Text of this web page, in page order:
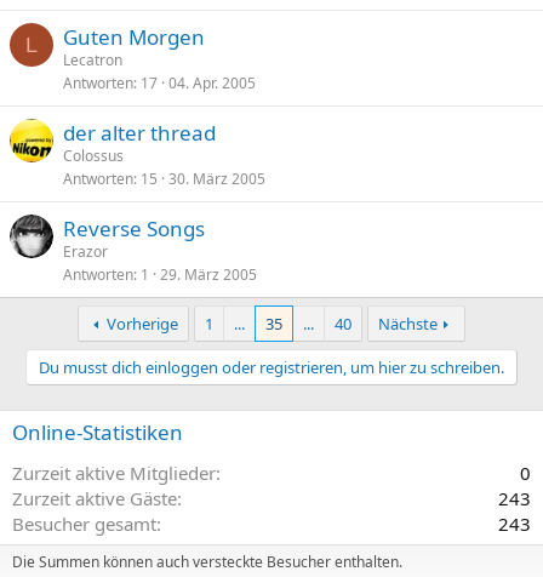
L Guten Morgen
Lecatron
Antworten 17 04. Apr. 2005
der alter thread
Colossus
Antworten 15 30. März 2005
Reverse Songs
Erazor
Antworten 1 29. März 2005
Vorherige 1 ... 35 ... 40
Nächste
Du musst dich einloggen oder registrieren, um hier zu schreiben.
Online-Statistiken
Zurzeit aktive Mitglieder
0
Zurzeit aktive Gäste
243
Besucher gesamt
243
Die Summen können auch versteckte Besucher enthalten.